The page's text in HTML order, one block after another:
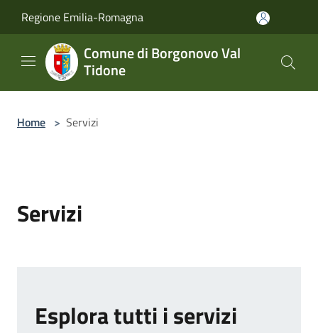
Regione Emilia-Romagna
Comune di Borgonovo Val
Tidone
Home > Servizi
Servizi
Esplora tutti i servizi